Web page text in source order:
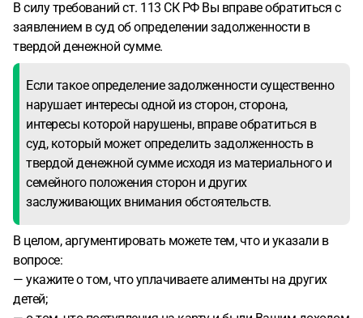
В силу требований ст. 113 СК РФ Вы вправе обратиться с
заявлением в суд об определении задолженности в
твердой денежной сумме.
Если такое определение задолженности существенно
нарушает интересы одной из сторон, сторона,
интересы которой нарушены, вправе обратиться в
суд, который может определить задолженность в
твердой денежной сумме исходя из материального и
семейного положения сторон и других
заслуживающих внимания обстоятельств.
В целом, аргументировать можете тем, что и указали в
вопросе:
— укажите о том, что уплачиваете алименты на других
детей;